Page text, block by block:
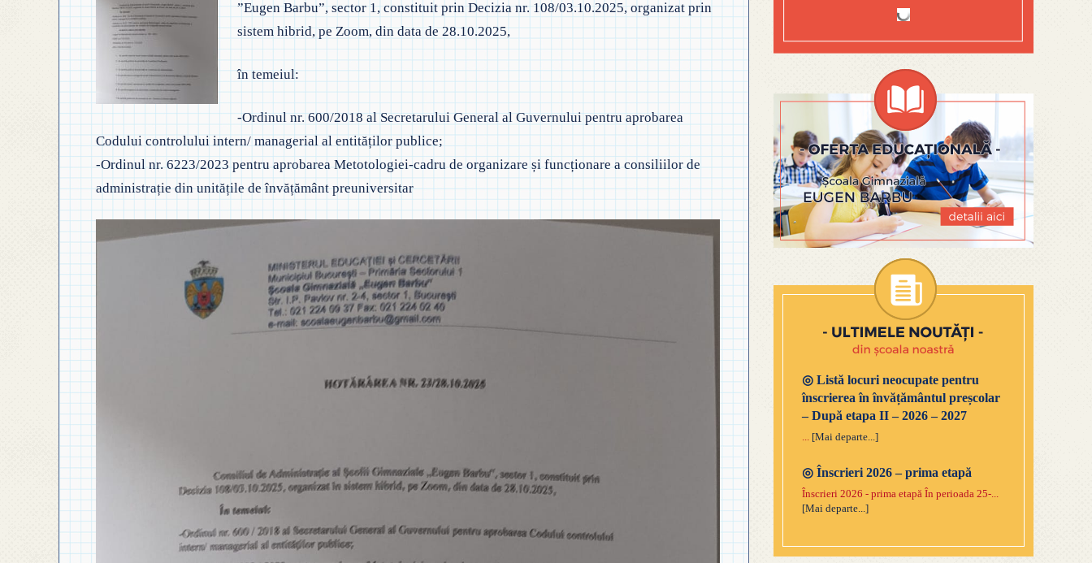
◎ ACHIZIȚII
◎ DOCUMENTE UTILE
◎ REGULAMENT INTERN
◎ REGULAMENT ORGANIZARE
◎ FIȘĂ EVALUARE PERSONAL
◎ ÎNCADRARE PROFESORI
◎ PROFESORI LA CLASE
◎ DECLARAȚII INTERESE
◎ 2024
◎ GHID ÎNVĂȚĂMÂNT PREȘCOLAR
◎ CRITERII DE DEPARTAJARE
◎ ORDIN PRIVIND ÎNSCRIEREA ÎN
PREȘCOLAR 2025-2026
◎ EVALUAREA NAȚIONALĂ
NAȚIONALĂ
◎ ADMITERE LICEU
◎ ADMITERE ÎNVĂŢĂMÂNT
PROFESIONAL ŞI/SAU DUAL
◎ PROCEDURĂ EGALIZARE ȘANSE
◎ SĂPTĂMÂNA VERDE –
ÎNVĂȚĂMÂNT PRIMAR
◎ SĂPTĂMÂNA VERDE –
ÎNVĂȚĂMÂNT GIMNAZIAL
”Eugen Barbu”, sector 1, constituit prin Decizia nr. 108/03.10.2025, organizat prin
sistem hibrid, pe Zoom, din data de 28.10.2025,
în temeiul:
-Ordinul nr. 600/2018 al Secretarului General al Guvernului pentru aprobarea
Codului controlului intern/ managerial al entităților publice;
-Ordinul nr. 6223/2023 pentru aprobarea Metotologiei-cadru de organizare și funcționare a consiliilor de
administrație din unitățile de învățământ preuniversitar
◎ Listă locuri neocupate pentru
înscrierea în învățământul preșcolar
– După etapa II – 2026 – 2027
... [Mai departe...]
◎ Înscrieri 2026 – prima etapă
Înscrieri 2026 - prima etapă În perioada 25-...
[Mai departe...]